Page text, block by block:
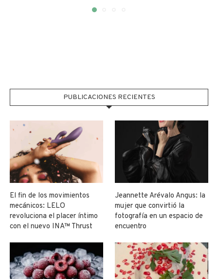
PUBLICACIONES RECIENTES
El fin de los movimientos
mecánicos: LELO
revoluciona el placer íntimo
con el nuevo INA™ Thrust
Jeannette Arévalo Angus: la
mujer que convirtió la
fotografía en un espacio de
encuentro